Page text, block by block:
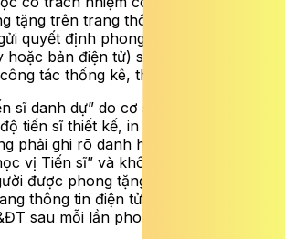
tặng trên trang thông tin điện tử của
quyết định phong tặng về Bộ
hoặc bản điện tử) sau mỗi lần phong
tác thống kê, theo dõi.
sĩ danh dự” do cơ sở giáo dục đại học
tiến sĩ thiết kế, in phôi, cấp phát và
phải ghi rõ danh hiệu “Tiến sĩ danh
vị Tiến sĩ” và không ghi ngành đào
được phong tặng cũng phải được
thông tin điện tử của cơ sở giáo dục
sau mỗi lần phong tặng.